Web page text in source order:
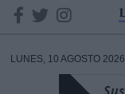
LUNES, 10 AGOSTO 2026
DATOS